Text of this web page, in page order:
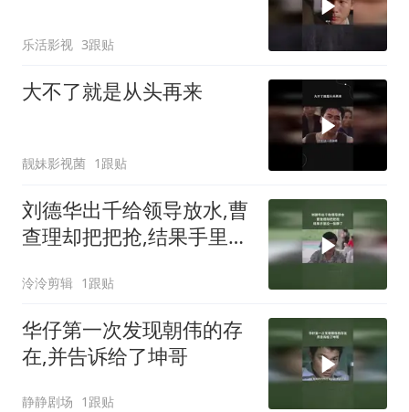
乐活影视 3跟贴
大不了就是从头再来
靓妹影视菌 1跟贴
刘德华出千给领导放水,曹
查理却把把抢,结果手里没
泠泠剪辑 1跟贴
华仔第一次发现朝伟的存
在,并告诉给了坤哥
静静剧场 1跟贴